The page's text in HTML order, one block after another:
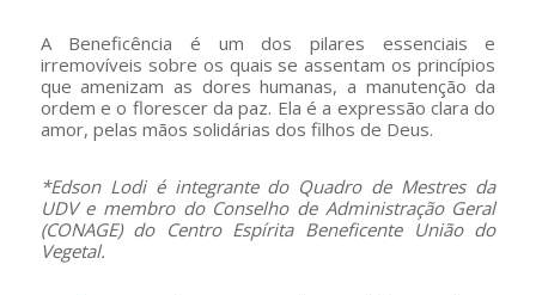
A Beneficência é um dos pilares essenciais e
irremovíveis sobre os quais se assentam os princípios
que amenizam as dores humanas, a manutenção da
ordem e o florescer da paz. Ela é a expressão clara do
amor, pelas mãos solidárias dos filhos de Deus.
*Edson Lodi é integrante do Quadro de Mestres da
UDV e membro do Conselho de Administração Geral
(CONAGE) do Centro Espírita Beneficente União do
Vegetal.